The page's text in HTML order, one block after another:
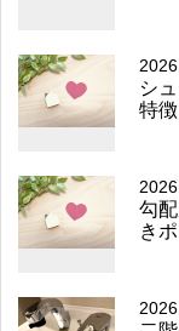
シ
特
勾
き